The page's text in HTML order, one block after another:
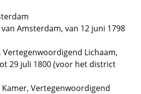
Amsterdam, van 12 juni 1798
Vertegenwoordigend Lichaam,
29 juli 1800 (voor het district
Vertegenwoordigend